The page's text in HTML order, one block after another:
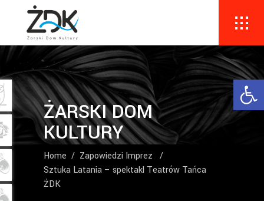
ŻARSKI DOM
KULTURY
Home / Zapowiedzi Imprez
/
Sztuka Latania – spektakl Teatrów Tańca
ŻDK